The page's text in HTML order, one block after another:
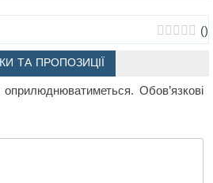
()
ТА ПРОПОЗИЦІЇ
Обов’язкові